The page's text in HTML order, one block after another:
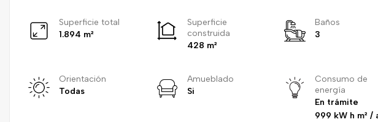
Superficie total
1.894 m²
Superficie
construida
428 m²
Baños
3
Orientación
Todas
Amueblado
Si
Consumo de
energía
En trámite
999 kW h m² /